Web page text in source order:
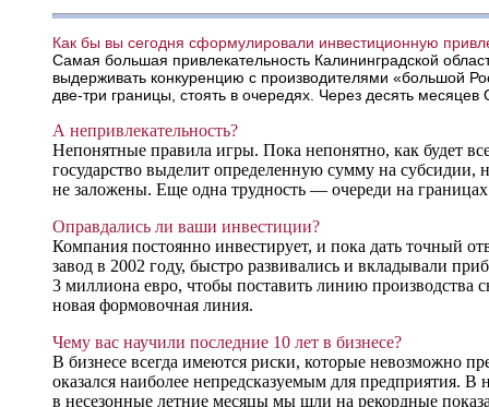
Как бы вы сегодня сформулировали инвестиционную
Самая большая привлекательность Калининградской
выдерживать конкуренцию с производителями «большой
две-три границы, стоять в очередях. Через десять месяцев
А непривлекательность?
Непонятные правила игры. Пока непонятно, как будет
государство выделит определенную сумму на субсидии,
не заложены. Еще одна трудность — очереди на
Оправдались ли ваши инвестиции?
Компания постоянно инвестирует, и пока дать точный
завод в 2002 году, быстро развивались и вкладывали
3 миллиона евро, чтобы поставить линию производства
новая формовочная линия.
Чему вас научили последние 10 лет в бизнесе?
В бизнесе всегда имеются риски, которые невозможно
оказался наиболее непредсказуемым для предприятия.
в несезонные летние месяцы мы шли на рекордные